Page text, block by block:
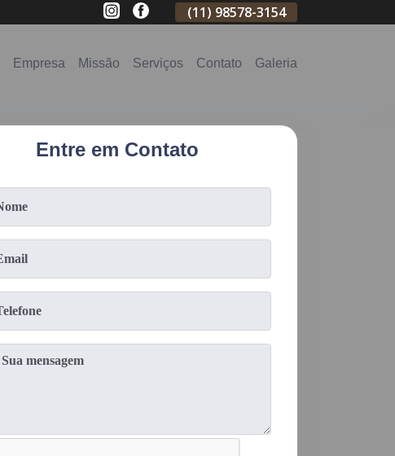
2796-3704 (11) 98578-3154
Empresa Missão Serviços Contato Galeria
Entre em Contato